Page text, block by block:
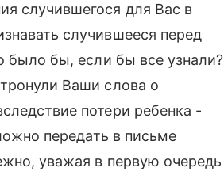
случившегося для Вас в
случившееся перед
было бы, если бы все узнали?
Ваши слова о
потери ребенка -
передать в письме
уважая в первую очередь